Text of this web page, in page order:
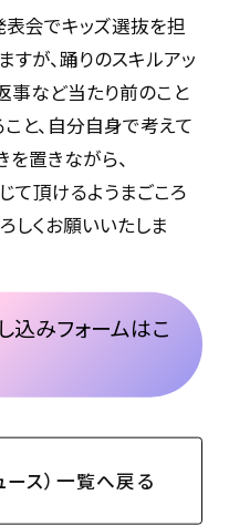
会でキッズ選抜を担
が、踊りのスキルアッ
事など当たり前のこと
と、自分自身で考えて
置きながら、
て頂けるようまごころ
しくお願いいたしま
込みフォームはこ
ス）一覧へ戻る